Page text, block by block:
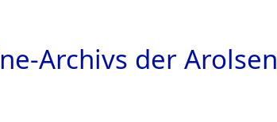
Archivs der